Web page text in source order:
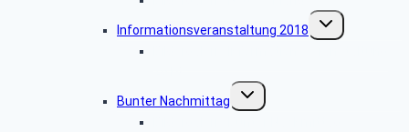
Informationsveranstaltung 2018
Untermenü
umschalten
Bunter Nachmittag
Untermenü
umschalten